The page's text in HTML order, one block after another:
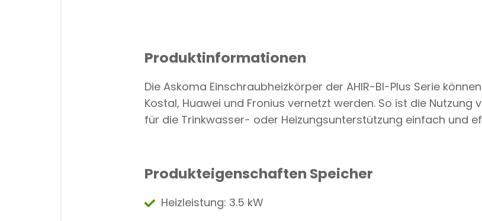
Produktinformationen
Die Askoma Einschraubheizkörper der AHIR-BI-Plus Serie
Kostal, Huawei und Fronius vernetzt werden. So ist die Nutzung
für die Trinkwasser- oder Heizungsunterstützung einfach und
Produkteigenschaften Speicher
Heizleistung: 3.5 kW